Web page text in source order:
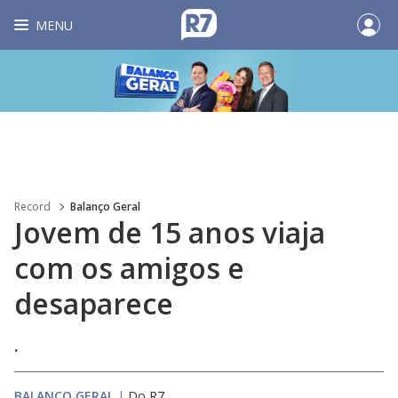
MENU
Record Balanço Geral
Jovem de 15 anos viaja
com os amigos e
desaparece
.